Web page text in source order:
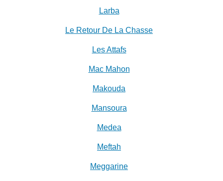
Larba
Le Retour De La Chasse
Les Attafs
Mac Mahon
Makouda
Mansoura
Medea
Meftah
Meggarine